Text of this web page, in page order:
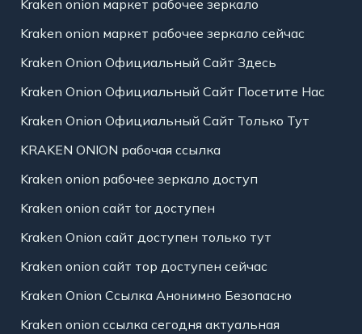
Kraken onion маркет рабочее зеркало
Kraken onion маркет рабочее зеркало сейчас
Kraken Onion Официальный Сайт Здесь
Kraken Onion Официальный Сайт Посетите Нас
Kraken Onion Официальный Сайт Только Тут
KRAKEN ONION рабочая ссылка
Kraken onion рабочее зеркало доступ
Kraken onion сайт tor доступен
Kraken Onion сайт доступен только тут
Kraken onion сайт тор доступен сейчас
Kraken Onion Ссылка Анонимно Безопасно
Kraken onion ссылка сегодня актуальная